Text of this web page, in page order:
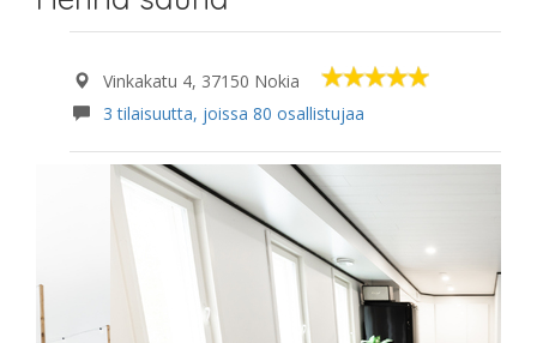
Vinkakatu 4, 37150 Nokia
3 tilaisuutta, joissa 80 osallistujaa
Previous